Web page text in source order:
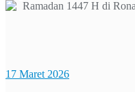
17 Maret 2026